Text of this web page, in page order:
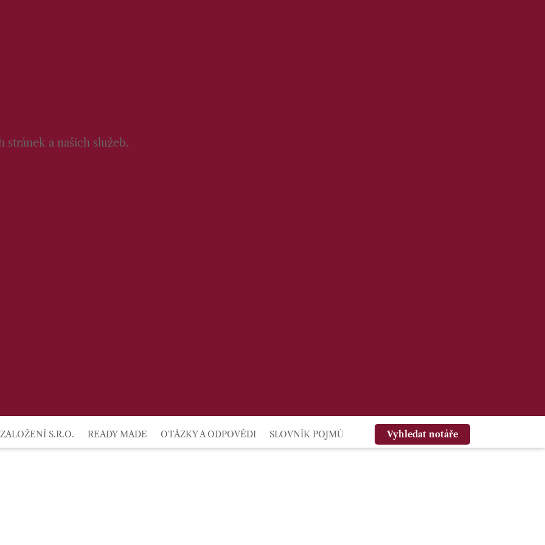
stránek a našich služeb.
ZALOŽENÍ S.R.O. READY MADE OTÁZKY A ODPOVĚDI SLOVNÍK POJMŮ Vyhledat notáře